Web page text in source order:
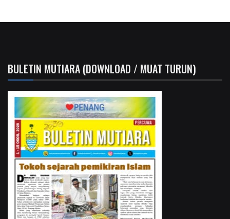
BULETIN MUTIARA (DOWNLOAD / MUAT TURUN)